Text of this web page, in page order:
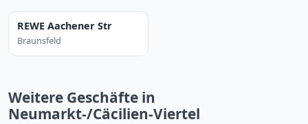
REWE Aachener Str
Braunsfeld
Weitere Geschäfte in
Neumarkt-/Cäcilien-Viertel